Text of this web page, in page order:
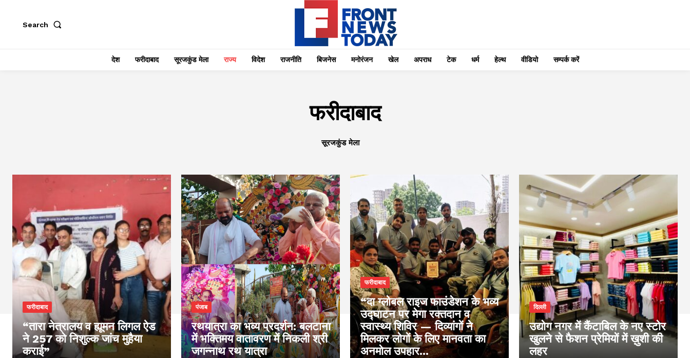
Search
देश फरीदाबाद सूरजकुंड मेला राज्‍य विदेश राजनीति बिजनेस मनोरंजन खेल अपराध टेक धर्म हेल्थ वीडियो सम्पर्क करें
फरीदाबाद
सूरजकुंड मेला
फरीदाबाद
“तारा नेत्रालय व ह्यूमन लिगल ऐड
ने 257 को निशुल्क जांच मुहैया
कराई”
पंजाब
रथयात्रा का भव्य प्रदर्शन: बलटाना
में भक्तिमय वातावरण में निकली श्री
जगन्नाथ रथ यात्रा
फरीदाबाद
“दा ग्लोबल राइज फाउंडेशन के भव्य
उद्घाटन पर मेगा रक्तदान व
स्वास्थ्य शिविर — दिव्यांगों ने
मिलकर लोगों के लिए मानवता का
अनमोल उपहार...
दिल्ली
उद्योग नगर में कैंटाबिल के नए स्टोर
खुलने से फैशन प्रेमियों में ख़ुशी की
लहर